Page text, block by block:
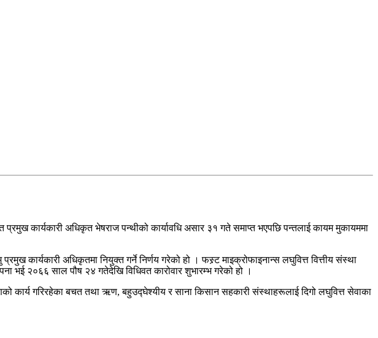
कार्यकारी अधिकृत भेषराज पन्थीको कार्यावधि असार ३१ गते समाप्त भएपछि पन्तलाई कायम मुकायममा
अधिकृतमा नियुक्त गर्ने निर्णय गरेको हो । फस्र्ट माइक्रोफाइनान्स लघुवित्त वित्तीय संस्था
भई २०६६ साल पौष २४ गतेदेखि विधिवत कारोवार शुभारम्भ गरेको हो ।
कार्य गरिरहेका बचत तथा ऋण, बहुउद्घेश्यीय र साना किसान सहकारी संस्थाहरूलाई दिगो लघुवित्त सेवाका